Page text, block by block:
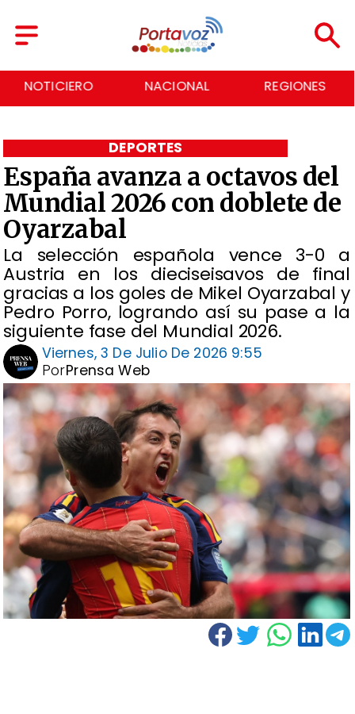
NACIONAL REGIONES ECONOMÍA
España avanza a octavos del
Mundial 2026 con doblete de
Oyarzabal
La selección española vence 3-0 a
Austria en los dieciseisavos de final
gracias a los goles de Mikel Oyarzabal y
Pedro Porro, logrando así su pase a la
siguiente fase del Mundial 2026.
DEPORTES
Viernes, 3 De Julio De 2026 9:55
Prensa Web
Por